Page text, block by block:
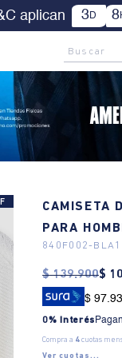
Aplica TYC.
Buscar
CAMISETA
PARA
840F002-
$ 139.900$
$
0% Interés
Compra a 4cuotas